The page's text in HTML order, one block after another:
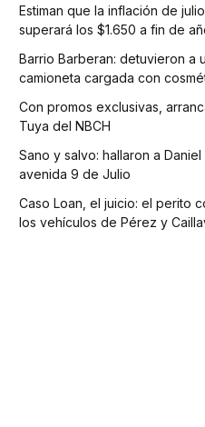
Estiman que la inflación de
superará los $1.650 a fin de
Barrio Barberan: detuvieron a
camioneta cargada con
Con promos exclusivas,
Tuya del NBCH
Sano y salvo: hallaron a
avenida 9 de Julio
Caso Loan, el juicio: el perito
los vehículos de Pérez y